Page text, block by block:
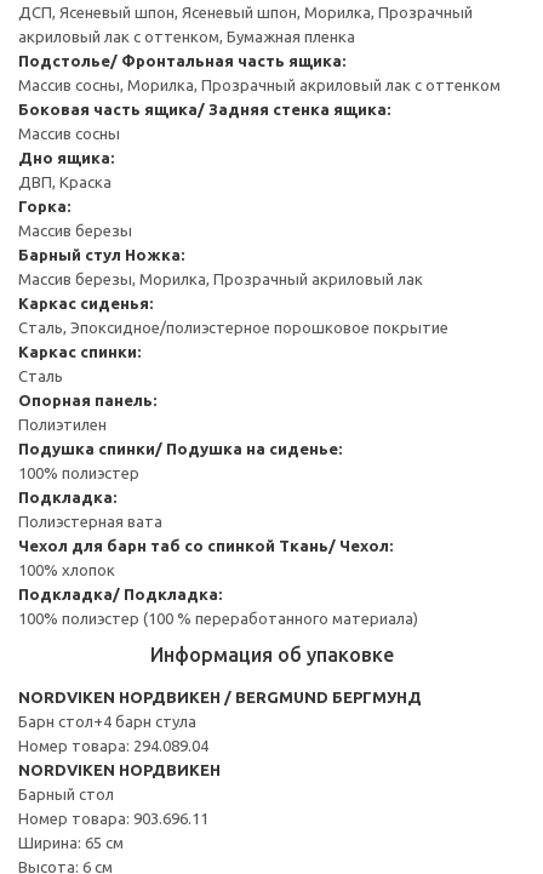
ДСП, Ясеневый шпон, Ясеневый шпон, Морилка, Прозрачный
акриловый лак с оттенком, Бумажная пленка
Подстолье/ Фронтальная часть ящика:
Массив сосны, Морилка, Прозрачный акриловый лак с оттенком
Боковая часть ящика/ Задняя стенка ящика:
Массив сосны
Дно ящика:
ДВП, Краска
Горка:
Массив березы
Барный стул Ножка:
Массив березы, Морилка, Прозрачный акриловый лак
Каркас сиденья:
Сталь, Эпоксидное/полиэстерное порошковое покрытие
Каркас спинки:
Сталь
Опорная панель:
Полиэтилен
Подушка спинки/ Подушка на сиденье:
100% полиэстер
Подкладка:
Полиэстерная вата
Чехол для барн таб со спинкой Ткань/ Чехол:
100% хлопок
Подкладка/ Подкладка:
100% полиэстер (100 % переработанного материала)
Информация об упаковке
NORDVIKEN НОРДВИКЕН / BERGMUND БЕРГМУНД
Барн стол+4 барн стула
Номер товара: 294.089.04
NORDVIKEN НОРДВИКЕН
Барный стол
Номер товара: 903.696.11
Ширина: 65 см
Высота: 6 см